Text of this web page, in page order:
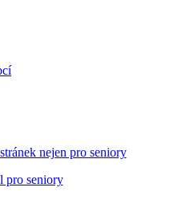
nejen pro seniory